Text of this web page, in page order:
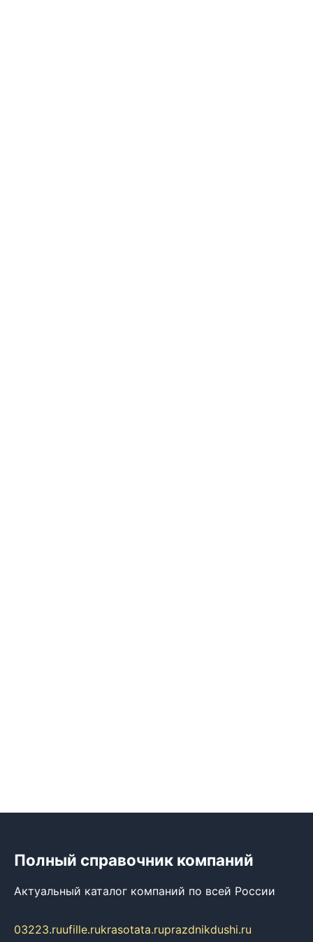
Полный справочник компаний
Актуальный каталог компаний по всей России
03223.ruufille.rukrasotata.ruprazdnikdushi.ru